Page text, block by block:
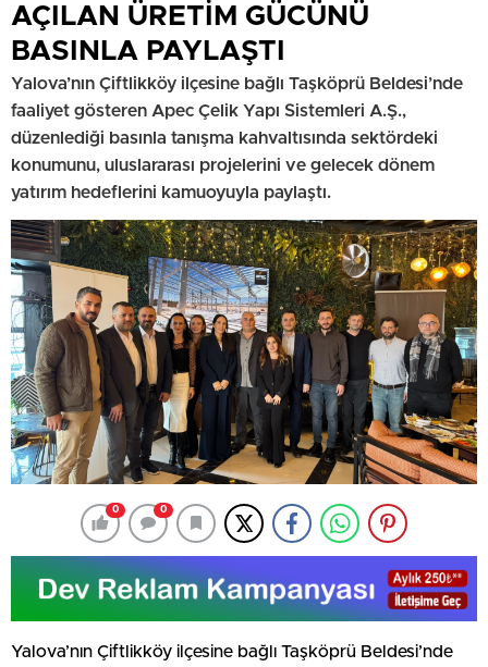
AÇILAN ÜRETİM GÜCÜNÜ
BASINLA PAYLAŞTI
Yalova’nın Çiftlikköy ilçesine bağlı Taşköprü Beldesi’nde
faaliyet gösteren Apec Çelik Yapı Sistemleri A.Ş.,
düzenlediği basınla tanışma kahvaltısında sektördeki
konumunu, uluslararası projelerini ve gelecek dönem
yatırım hedeflerini kamuoyuyla paylaştı.
0 0
Yalova’nın Çiftlikköy ilçesine bağlı Taşköprü Beldesi’nde